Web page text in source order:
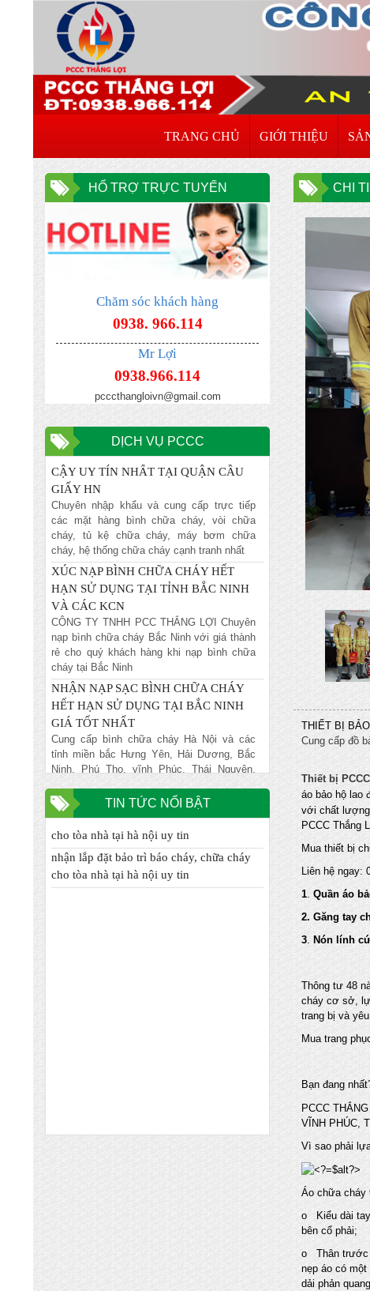
TRANG CHỦ GIỚI THIỆU
HỔ TRỢ TRỰC TUYẾN
Chăm sóc khách hàng
0938. 966.114
Mr Lợi
0938.966.114
pcccthangloivn@gmail.com
DỊCH VỤ PCCC
ĐƠN VỊ CHUYÊN NHẬN XÚC NẠP LẠI
Chuyên nhập khẩu và cung cấp trực tiếp
cháy, tủ kệ chữa cháy, máy bơm chữa
ĐỊA CHỈ NẠP BÌNH CHỮA CHÁY TIN
CẬY UY TÍN NHẤT TẠI QUẬN CẦU
GIẤY HN
Chuyên nhập khẩu và cung cấp trực tiếp
các mặt hàng bình chữa cháy, vòi chữa
cháy, tủ kệ chữa cháy, máy bơm chữa
cháy, hệ thống chữa cháy cạnh tranh nhất
XÚC NẠP BÌNH CHỮA CHÁY HẾT
HẠN SỬ DỤNG TẠI TỈNH BẮC NINH
VÀ CÁC KCN
CÔNG TY TNHH PCC THẮNG LỢI Chuyên
nạp bình chữa cháy Bắc Ninh với giá thành
rẻ cho quý khách hàng khi nạp bình chữa
cháy tại Bắc Ninh
NHẬN NẠP SẠC BÌNH CHỮA CHÁY
HẾT HẠN SỬ DỤNG TẠI BẮC NINH
GIÁ TỐT NHẤT
Cung cấp bình chữa cháy Hà Nội và các
tỉnh miền bắc Hưng Yên, Hải Dương, Bắc
Ninh, Phú Thọ, vĩnh Phúc, Thái Nguyên,
Bắc Ninh... giá rẻ nhất đảm bảo chất lượng,
NẠP BÌNH CHỮA CHÁY GIÁ RẺ VẬN
CHUYỂN MIỄN PHÍ TẠI TỈNH HƯNG
Chuyên nhập khẩu và cung cấp trực tiếp
các mặt hàng bình chữa cháy, vòi chữa
cháy, tủ kệ chữa cháy, máy bơm chữa
cháy, hệ thống chữa cháy cạnh tranh nhất
XÚC NẠP BÌNH CHỮA CHÁY HẾT
TIN TỨC NỔI BẬT
nhận lắp đặt bảo trì báo cháy, chữa cháy
cho tòa nhà tại hà nội uy tin
nhận lắp đặt bảo trì báo cháy, chữa cháy
cho tòa nhà tại hà nội uy tin
CHI
THIẾT BỊ
Cung cấp đồ
Thiết bị PCCC
áo bảo hộ lao
với chất lượng
PCCC Thắng
Mua thiết bị
Liên hệ ngay:
1. Quần áo
2. Găng tay
3. Nón lính
Thông tư 48
cháy cơ sở,
trang bị và
Mua trang
Bạn đang
PCCC
VĨNH PHÚC,
Vì sao phải
Áo chữa cháy
o Kiểu dài
bên cổ phải;
o Thân trước
nẹp áo có
dải phản